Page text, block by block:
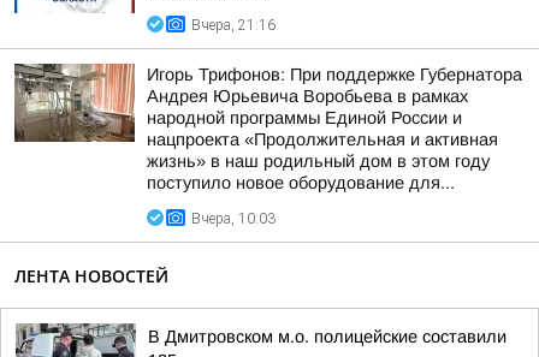
Вчера, 21:16
Игорь Трифонов: При поддержке Губернатора
Андрея Юрьевича Воробьева в рамках
народной программы Единой России и
нацпроекта «Продолжительная и активная
жизнь» в наш родильный дом в этом году
поступило новое оборудование для...
Вчера, 10:03
ЛЕНТА НОВОСТЕЙ
В Дмитровском м.о. полицейские составили